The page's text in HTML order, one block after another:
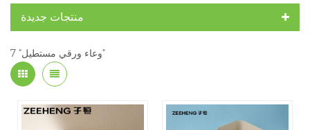
منتجات جديدة
7 "وعاء ورقي مستطيل"